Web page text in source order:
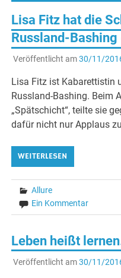
Lisa Fitz hat die
Russland-
Veröffentlicht am30/11/
Lisa Fitz ist Kabarettistin
Russland-Bashing. Beim
„Spätschicht“, teilte sie
dafür nicht nur Applaus
WEITERLESEN
Allure
Ein Kommentar
Leben heißt
Veröffentlicht am30/11/